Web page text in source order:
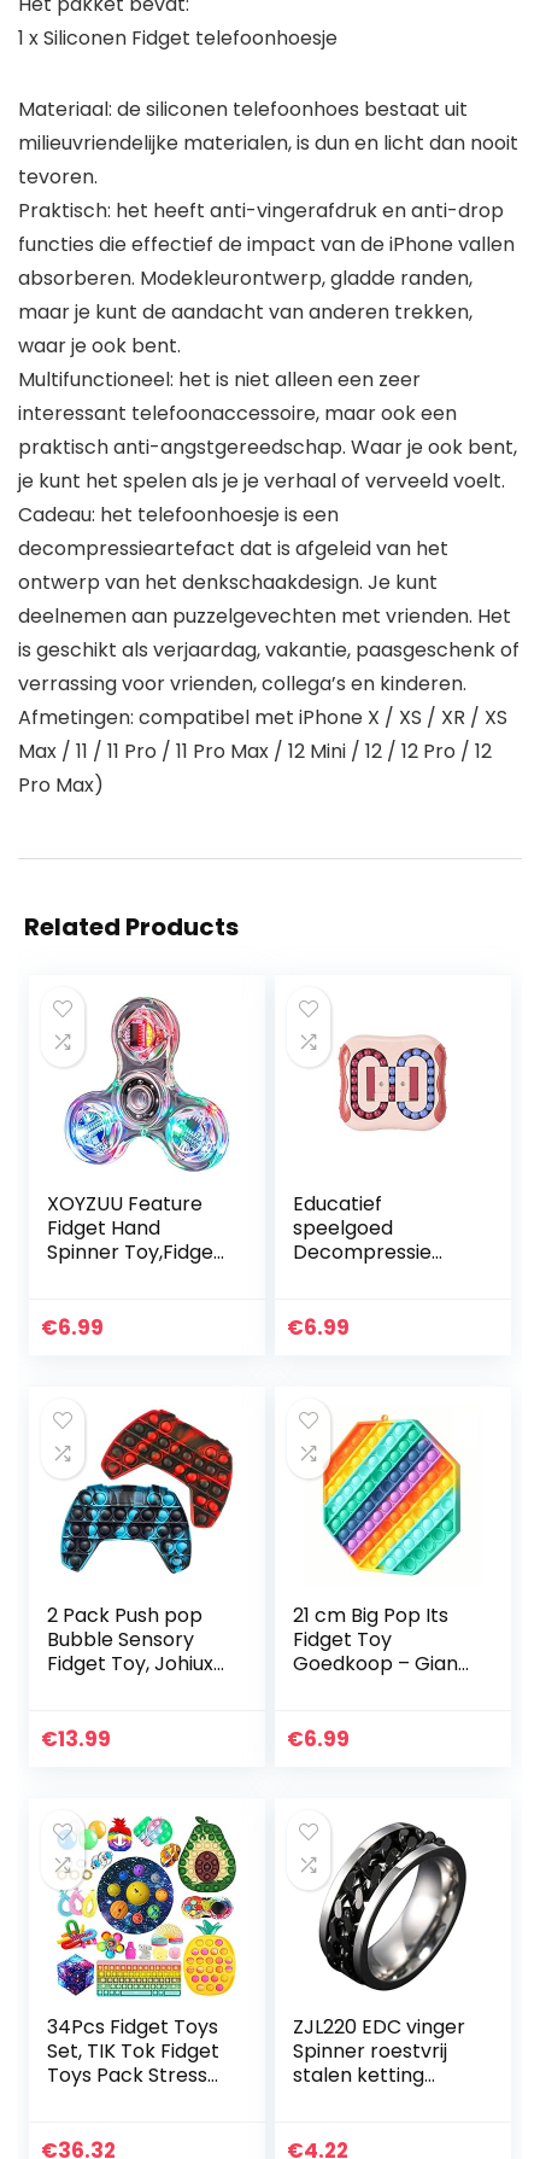
1 x Siliconen Fidget telefoonhoesje
Materiaal: de siliconen telefoonhoes bestaat uit
milieuvriendelijke materialen, is dun en licht dan nooit
tevoren.
Praktisch: het heeft anti-vingerafdruk en anti-drop
functies die effectief de impact van de iPhone vallen
absorberen. Modekleurontwerp, gladde randen,
maar je kunt de aandacht van anderen trekken,
waar je ook bent.
Multifunctioneel: het is niet alleen een zeer
interessant telefoonaccessoire, maar ook een
praktisch anti-angstgereedschap. Waar je ook bent,
je kunt het spelen als je je verhaal of verveeld voelt.
Cadeau: het telefoonhoesje is een
decompressieartefact dat is afgeleid van het
ontwerp van het denkschaakdesign. Je kunt
deelnemen aan puzzelgevechten met vrienden. Het
is geschikt als verjaardag, vakantie, paasgeschenk of
verrassing voor vrienden, collega’s en kinderen.
Afmetingen: compatibel met iPhone X / XS / XR / XS
Max / 11 / 11 Pro / 11 Pro Max / 12 Mini / 12 / 12 Pro / 12
Pro Max)
Related Products
XOYZUU Feature
Fidget Hand
Spinner Toy,Fidget
Fidget Spinner Toy,
€6.99
Educatief
speelgoed
Decompressie
Draaibare Kleine
€6.99
2 Pack Push pop
Bubble Sensory
Fidget Toy, Johiux
Noden Sensory
€13.99
21 cm Big Pop Its
Fidget Toy
Goedkoop – Giant
Speelgoed Voor
€6.99
34Pcs Fidget Toys
Set, TIK Tok Fidget
Toys Pack Stress
Push Bubble
€36.32
ZJL220 EDC vinger
Spinner roestvrij
stalen ketting
8
€4.22